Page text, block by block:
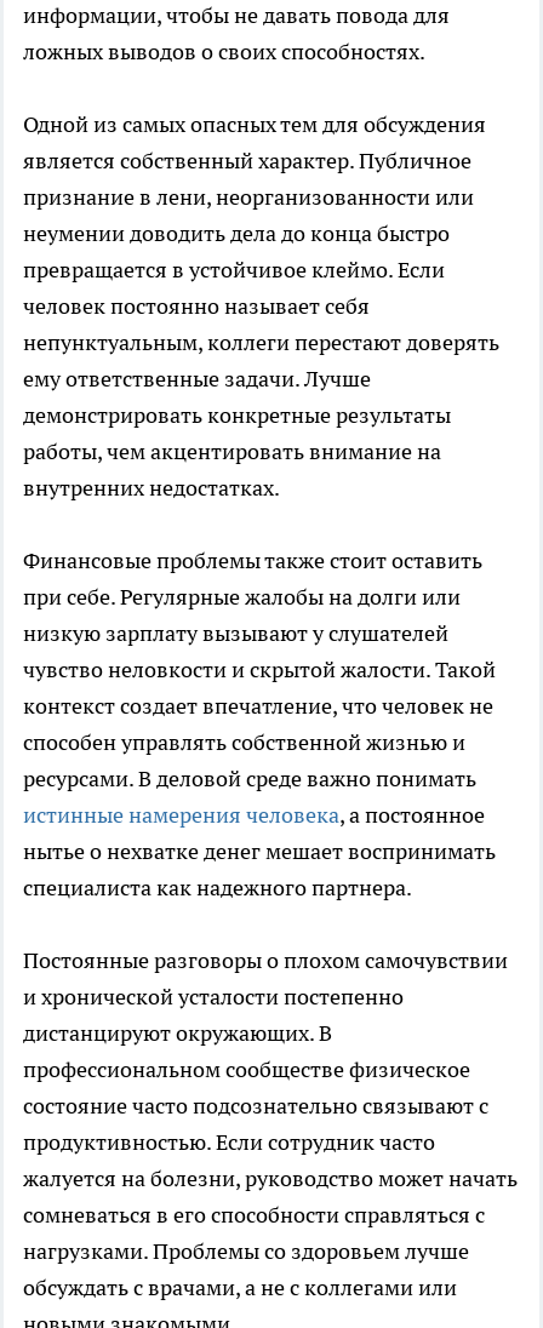
информации, чтобы не давать повода для
ложных выводов о своих способностях.
Одной из самых опасных тем для обсуждения
является собственный характер. Публичное
признание в лени, неорганизованности или
неумении доводить дела до конца быстро
превращается в устойчивое клеймо. Если
человек постоянно называет себя
непунктуальным, коллеги перестают доверять
ему ответственные задачи. Лучше
демонстрировать конкретные результаты
работы, чем акцентировать внимание на
внутренних недостатках.
Финансовые проблемы также стоит оставить
при себе. Регулярные жалобы на долги или
низкую зарплату вызывают у слушателей
чувство неловкости и скрытой жалости. Такой
контекст создает впечатление, что человек не
способен управлять собственной жизнью и
ресурсами. В деловой среде важно понимать
истинные намерения человека, а постоянное
нытье о нехватке денег мешает воспринимать
специалиста как надежного партнера.
Постоянные разговоры о плохом самочувствии
и хронической усталости постепенно
дистанцируют окружающих. В
профессиональном сообществе физическое
состояние часто подсознательно связывают с
продуктивностью. Если сотрудник часто
жалуется на болезни, руководство может начать
сомневаться в его способности справляться с
нагрузками. Проблемы со здоровьем лучше
обсуждать с врачами, а не с коллегами или